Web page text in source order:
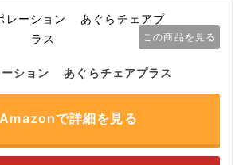
この商品を見る
ーション あぐらチェアプラス
Amazonで詳細を見る